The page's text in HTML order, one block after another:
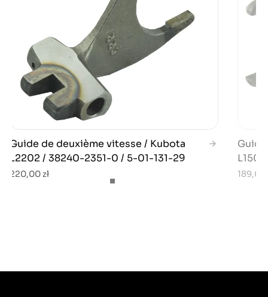
Guide de deuxième vitesse / Kubota
L2202 / 38240-2351-0 / 5-01-131-29
220,00 zł 189,00